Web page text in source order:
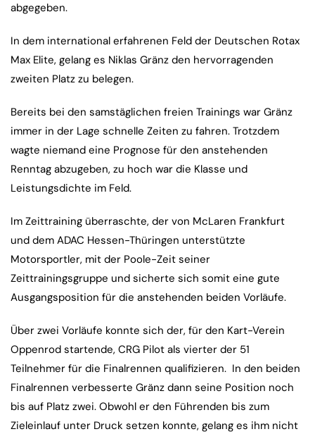
abgegeben.
In dem international erfahrenen Feld der Deutschen Rotax
Max Elite, gelang es Niklas Gränz den hervorragenden
zweiten Platz zu belegen.
Bereits bei den samstäglichen freien Trainings war Gränz
immer in der Lage schnelle Zeiten zu fahren. Trotzdem
wagte niemand eine Prognose für den anstehenden
Renntag abzugeben, zu hoch war die Klasse und
Leistungsdichte im Feld.
Im Zeittraining überraschte, der von McLaren Frankfurt
und dem ADAC Hessen-Thüringen unterstützte
Motorsportler, mit der Poole-Zeit seiner
Zeittrainingsgruppe und sicherte sich somit eine gute
Ausgangsposition für die anstehenden beiden Vorläufe.
Über zwei Vorläufe konnte sich der, für den Kart-Verein
Oppenrod startende, CRG Pilot als vierter der 51
Teilnehmer für die Finalrennen qualifizieren. In den beiden
Finalrennen verbesserte Gränz dann seine Position noch
bis auf Platz zwei. Obwohl er den Führenden bis zum
Zieleinlauf unter Druck setzen konnte, gelang es ihm nicht